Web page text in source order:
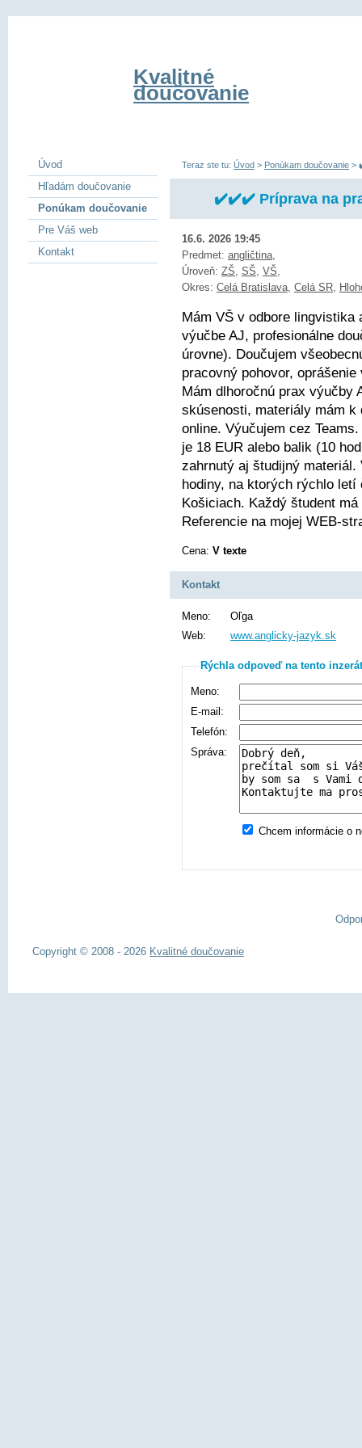
Kvalitné
doučovanie
Teraz ste tu: Úvod > Ponúkam doučovanie >
✔️✔️✔️ Príprava na
16.6. 2026 19:45
Predmet: angličtina,
Úroveň: ZŠ, SŠ, VŠ,
Okres: Celá Bratislava, Celá SR,
Mám VŠ v odbore
výučbe AJ, profesionálne
úrovne). Doučujem
pracovný pohovor,
Mám dlhoročnú prax výučby
skúsenosti, materiály mám
online. Výučujem cez
je 18 EUR alebo balik (10
zahrnutý aj študijný materiál.
hodiny, na ktorých rýchlo
Košiciach. Každý študent
Referencie na mojej WEB-
Cena: V texte
Kontakt
Meno:
Oľga
Web:
www.anglicky-jazyk.sk
Rýchla odpoveď na tento inzerát
Meno:
E-mail:
Telefón:
Správa:
Chcem informácie o
Úvod
Hľadám doučovanie
Ponúkam doučovanie
Pre Váš web
Kontakt
Copyright © 2008 - 2026 Kvalitné doučovanie